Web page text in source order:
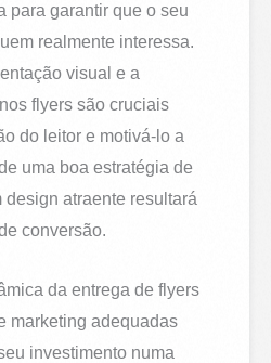
para garantir que o seu
realmente interessa.
visual e a
flyers são cruciais
do leitor e motivá-lo a
uma boa estratégia de
atraente resultará
conversão.
da entrega de flyers
marketing adequadas
investimento numa